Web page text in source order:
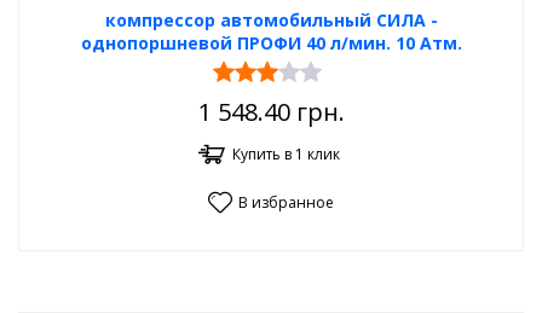
компрессор автомобильный СИЛА -
однопоршневой ПРОФИ 40 л/мин. 10 Атм.
1 548.40грн.
Купить в 1 клик
В избранное